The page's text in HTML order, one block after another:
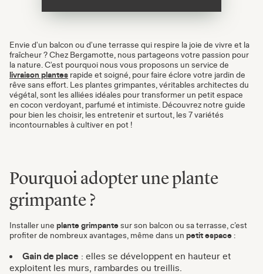
Envie d'un balcon ou d'une terrasse qui respire la joie de vivre et la
fraîcheur ? Chez Bergamotte, nous partageons votre passion pour
la nature. C'est pourquoi nous vous proposons un service de
livraison plantes rapide et soigné, pour faire éclore votre jardin de
rêve sans effort. Les plantes grimpantes, véritables architectes du
végétal, sont les alliées idéales pour transformer un petit espace
en cocon verdoyant, parfumé et intimiste. Découvrez notre guide
pour bien les choisir, les entretenir et surtout, les 7 variétés
incontournables à cultiver en pot !
Pourquoi adopter une plante
grimpante ?
Installer une plante grimpante sur son balcon ou sa terrasse, c’est
profiter de nombreux avantages, même dans un petit espace :
Gain de place : elles se développent en hauteur et
exploitent les murs, rambardes ou treillis.